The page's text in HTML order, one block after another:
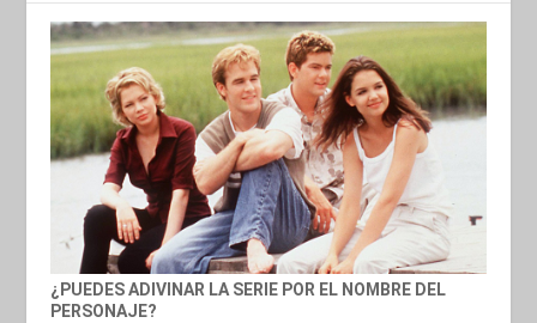
¿PUEDES ADIVINAR LA SERIE POR EL NOMBRE DEL
PERSONAJE?